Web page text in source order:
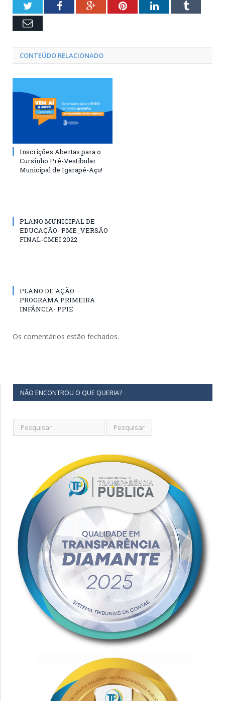
TwitterFacebookGoogle+PinterestLinkedInTumblr
Email
CONTEÚDO RELACIONADO
Inscrições Abertas para o
Cursinho Pré-Vestibular
Municipal de Igarapé-Açu!
PLANO MUNICIPAL DE
EDUCAÇÃO- PME_VERSÃO
FINAL-CMEI 2022
PLANO DE AÇÃO –
PROGRAMA PRIMEIRA
INFÂNCIA- PPIE
Os comentários estão fechados.
NÃO ENCONTROU O QUE QUERIA?